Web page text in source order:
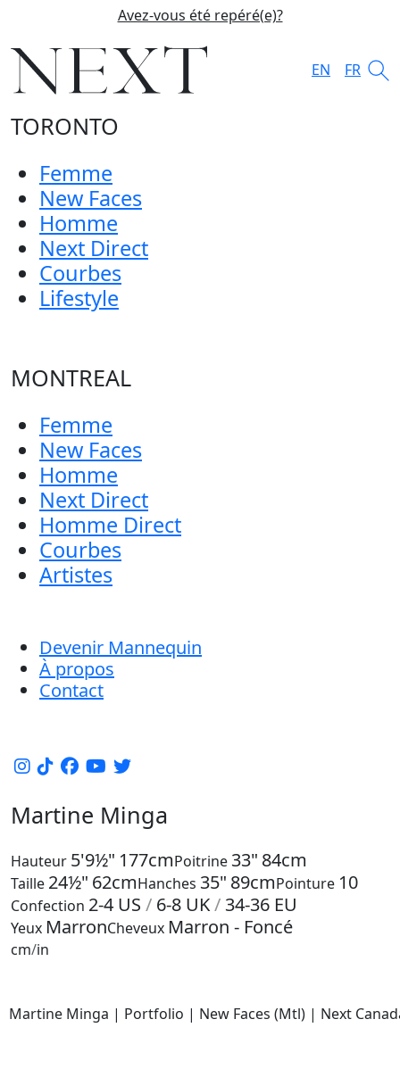
Avez-vous été repéré(e)?
EN FR
TORONTO
Femme
New Faces
Homme
Next Direct
Courbes
Lifestyle
MONTREAL
Femme
New Faces
Homme
Next Direct
Homme Direct
Courbes
Artistes
Devenir Mannequin
À propos
Contact
Martine Minga
Hauteur 5'9½" 177cmPoitrine 33" 84cm
Taille 24½" 62cmHanches 35" 89cmPointure 10
Confection 2-4 US / 6-8 UK/ 34-36 EU
Yeux MarronCheveux Marron - Foncé
cm/in